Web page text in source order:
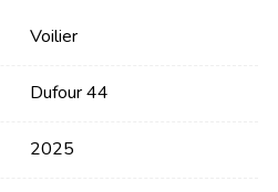
Voilier
Dufour 44
2025